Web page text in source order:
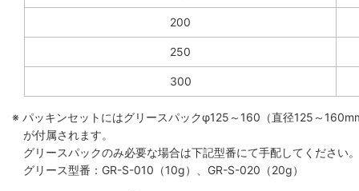
200
250
300
※ パッキンセットにはグリースパックφ125～160（直径125～
が付属されます。
グリースパックのみ必要な場合は下記型番にて手配してください。
グリース型番：GR-S-010（10g）、GR-S-020（20g）